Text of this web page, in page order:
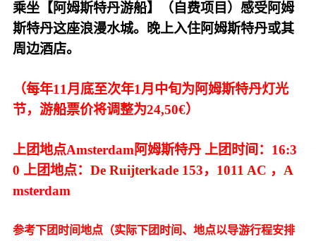
乘坐【阿姆斯特丹游船】（自费项目）感受阿姆
斯特丹这座浪漫水城。晚上入住阿姆斯特丹或其
周边酒店。
（每年11月底至次年1月中旬为阿姆斯特丹灯光
节，游船票价将调整为24,50€）
上团地点Amsterdam阿姆斯特丹 上团时间：16:3
0 上团地点：De Ruijterkade 153，1011 AC ，A
msterdam
参考下团时间地点（实际下团时间、地点以导游行程安排